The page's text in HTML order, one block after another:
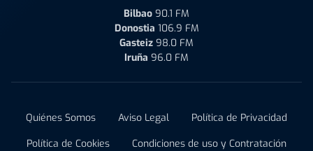
Bilbao 90.1 FM
Donostia 106.9 FM
Gasteiz 98.0 FM
Iruña 96.0 FM
Quiénes Somos Aviso Legal
Política de Privacidad
Política de Cookies
Condiciones de uso y Contratación